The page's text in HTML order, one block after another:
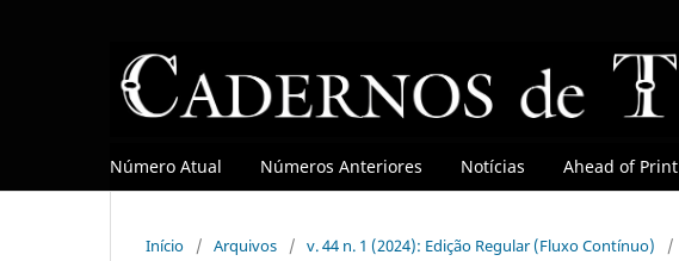
Número Atual Números Anteriores Notícias Ahead of Print
Início / Arquivos / v. 44 n. 1 (2024): Edição Regular (Fluxo Contínuo) /